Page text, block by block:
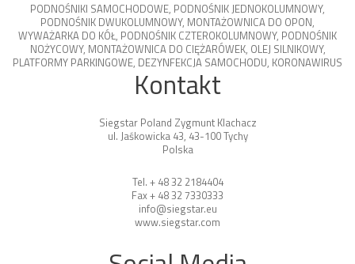
PODNOŚNIKI SAMOCHODOWE, PODNOŚNIK JEDNOKOLUMNOWY,
PODNOŚNIK DWUKOLUMNOWY, MONTAŻOWNICA DO OPON,
WYWAŻARKA DO KÓŁ, PODNOŚNIK CZTEROKOLUMNOWY, PODNOŚNIK
NOŻYCOWY, MONTAŻOWNICA DO CIĘŻARÓWEK, OLEJ SILNIKOWY,
PLATFORMY PARKINGOWE, DEZYNFEKCJA SAMOCHODU, KORONAWIRUS
Kontakt
Siegstar Poland Zygmunt Klachacz
ul. Jaśkowicka 43, 43-100 Tychy
Polska
Tel. + 48 32 2184404
Fax + 48 32 7330333
info@siegstar.eu
www.siegstar.com